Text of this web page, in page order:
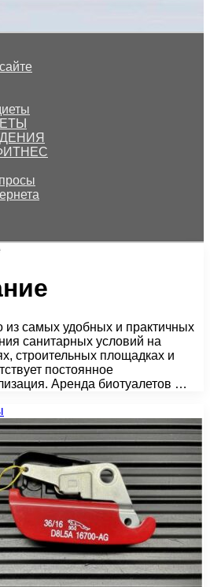
из самых удобных и практичных
санитарных условий на
строительных площадках и
постоянное
Аренда биотуалетов …